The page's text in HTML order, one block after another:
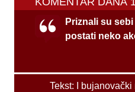
Priznali su
postati neko
Tekst:
I